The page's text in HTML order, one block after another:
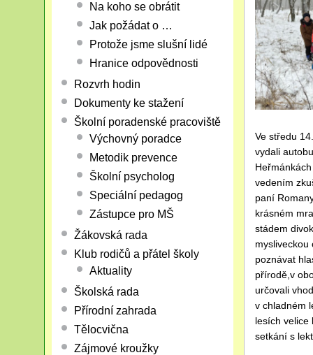
Ve středu
vydali
vedením
paní
krásném
stádem
mysliveckou
poznávat
přírodě,v
určovali
v chladném
lesích velice
setkání s
Na koho se obrátit
Jak požádat o …
Protože jsme slušní lidé
Hranice odpovědnosti
Rozvrh hodin
Dokumenty ke stažení
Školní poradenské pracoviště
Výchovný poradce
Metodik prevence
Školní psycholog
Speciální pedagog
Zástupce pro MŠ
Žákovská rada
Klub rodičů a přátel školy
Aktuality
Školská rada
Přírodní zahrada
Tělocvična
Zájmové kroužky